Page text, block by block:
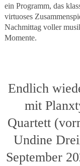
ein Programm, das
virtuoses
Nachmittag voller
Momente.
Endlich
mit
Quartett
Undine
September